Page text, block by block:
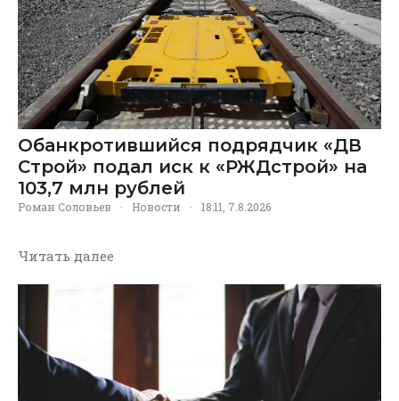
Обанкротившийся подрядчик «ДВ
Строй» подал иск к «РЖДстрой» на
103,7 млн рублей
Роман Соловьев · Новости · 18:11, 7.8.2026
Читать далее